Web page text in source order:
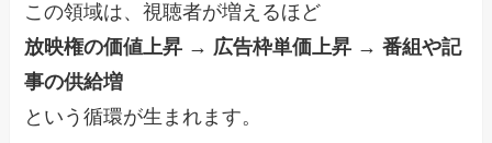
この領域は、視聴者が増えるほど
放映権の価値上昇 → 広告枠単価上昇 → 番組や記
事の供給増
という循環が生まれます。